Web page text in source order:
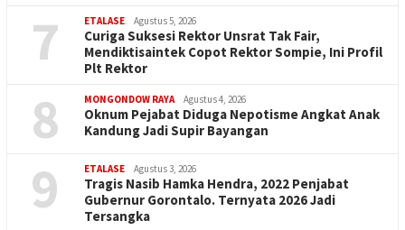
7 ETALASE Agustus 5, 2026
Curiga Suksesi Rektor Unsrat Tak Fair,
Mendiktisaintek Copot Rektor Sompie, Ini Profil
Plt Rektor
8 MONGONDOW RAYA Agustus 4, 2026
Oknum Pejabat Diduga Nepotisme Angkat Anak
Kandung Jadi Supir Bayangan
9 ETALASE Agustus 3, 2026
Tragis Nasib Hamka Hendra, 2022 Penjabat
Gubernur Gorontalo. Ternyata 2026 Jadi
Tersangka